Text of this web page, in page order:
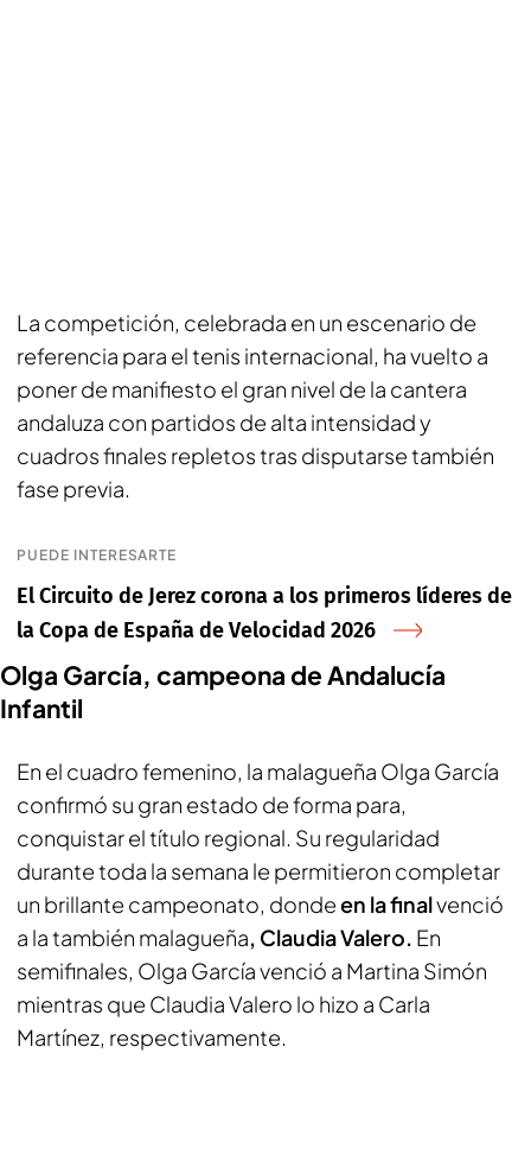
La competición, celebrada en un escenario de
referencia para el tenis internacional, ha vuelto a
poner de manifiesto el gran nivel de la cantera
andaluza con partidos de alta intensidad y
cuadros finales repletos tras disputarse también
fase previa.
PUEDE INTERESARTE
El Circuito de Jerez corona a los primeros líderes de
la Copa de España de Velocidad 2026
Olga García, campeona de Andalucía
Infantil
En el cuadro femenino, la malagueña Olga García
confirmó su gran estado de forma para,
conquistar el título regional. Su regularidad
durante toda la semana le permitieron completar
un brillante campeonato, dondeen la finalvenció
a la también malagueña, Claudia Valero. En
semifinales, Olga García venció a Martina Simón
mientras que Claudia Valero lo hizo a Carla
Martínez, respectivamente.